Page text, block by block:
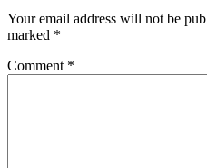
Your email address will not be
marked *
Comment *